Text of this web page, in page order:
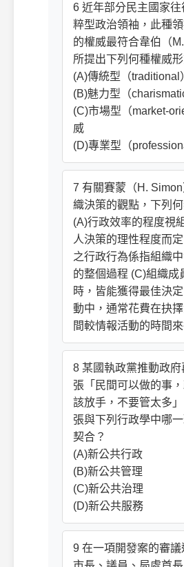
6 近年部分民主國家往
粹型政治領袖，此種
的權威最符合韋伯（M.
所提出下列何種權威形
(A)傳統型（traditional
(B)魅力型（
(C)市場型（market-
威
(D)專業型（
7 有關賽蒙（H.
織決策的觀點，下列
(A)行政效率的程度視
人決策的理性程度而
之行政行為係指組織
的整個過程 (C)組織成
時，皆能獲得最佳決
動中，通常花費在抉
間較情報活動的時間
8 某國執政黨推動政府
張「民間可以做的事
該放手，不要管太多
張與下列行政學中哪
契合？
(A)新公共行政
(B)新公共管理
(C)新公共治理
(D)新公共服務
9 在一項開發案的審議